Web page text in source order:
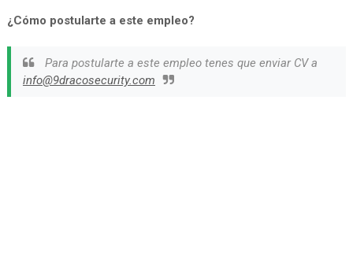
¿Cómo postularte a este empleo?
Para postularte a este empleo tenes que enviar CV a
info@9dracosecurity.com